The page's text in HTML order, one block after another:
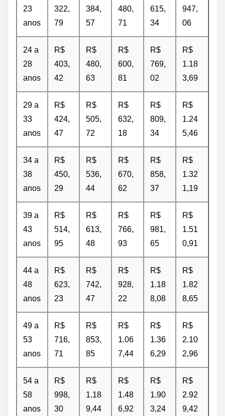
23
anos
322,
79
384,
57
480,
71
615,
34
947,
06
24 a
28
anos
R$
403,
42
R$
480,
63
R$
600,
81
R$
769,
02
R$
1.18
3,69
29 a
33
anos
R$
424,
47
R$
505,
72
R$
632,
18
R$
809,
34
R$
1.24
5,46
34 a
38
anos
R$
450,
29
R$
536,
44
R$
670,
62
R$
858,
37
R$
1.32
1,19
39 a
43
anos
R$
514,
95
R$
613,
48
R$
766,
93
R$
981,
65
R$
1.51
0,91
44 a
48
anos
R$
623,
23
R$
742,
47
R$
928,
22
R$
1.18
8,08
R$
1.82
8,65
49 a
53
anos
R$
716,
71
R$
853,
85
R$
1.06
7,44
R$
1.36
6,29
R$
2.10
2,96
54 a
58
anos
R$
998,
30
R$
1.18
9,44
R$
1.48
6,92
R$
1.90
3,24
R$
2.92
9,42